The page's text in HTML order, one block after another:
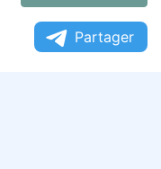
Partager